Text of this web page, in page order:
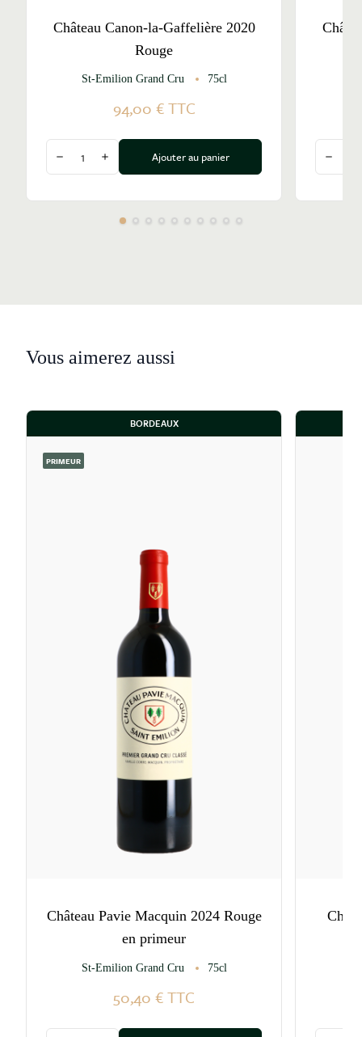
Château Canon-la-Gaffelière 2020
Rouge
St-Emilion Grand Cru 75cl
94,00 €TTC
Diminuer la quantité
Augmenter la quantité
Ajouter au panier
Vous aimerez aussi
BORDEAUX
PRIMEUR
Château Pavie Macquin 2024 Rouge
en primeur
St-Emilion Grand Cru 75cl
50,40 €TTC